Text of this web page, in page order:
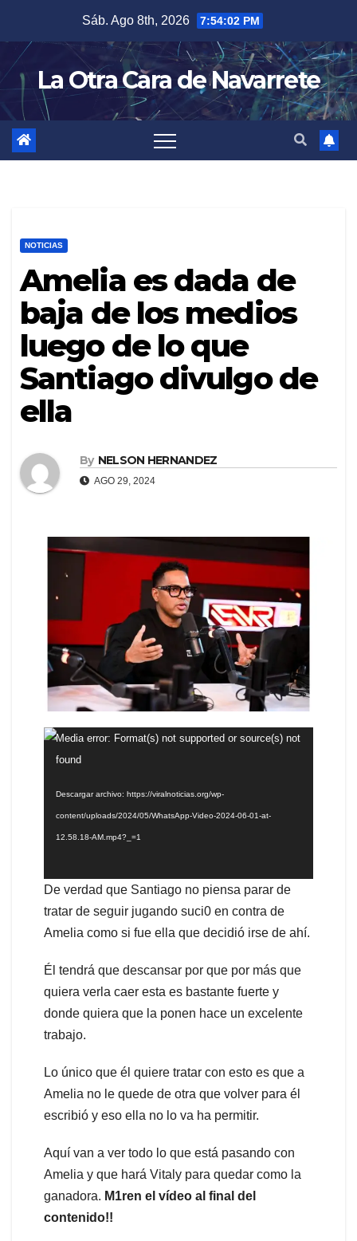
content
Sáb. Ago 8th, 2026 7:54:03 PM
La Otra Cara de Navarrete
NOTICIAS
Amelia es dada de
baja de los medios
luego de lo que
Santiago divulgo de
ella
By NELSON HERNANDEZ
AGO 29, 2024
Reproductor
de
Media error: Format(s) not supported or source(s) not
found
Descargar archivo: https://viralnoticias.org/wp-
content/uploads/2024/05/WhatsApp-Video-2024-06-01-at-
12.58.18-AM.mp4?_=1
De verdad que Santiago no piensa parar de
tratar de seguir jugando suci0 en contra de
Amelia como si fue ella que decidió irse de ahí.
Él tendrá que descansar por que por más que
quiera verla caer esta es bastante fuerte y
donde quiera que la ponen hace un excelente
trabajo.
Lo único que él quiere tratar con esto es que a
Amelia no le quede de otra que volver para él
escribió y eso ella no lo va ha permitir.
Aquí van a ver todo lo que está pasando con
Amelia y que hará Vitaly para quedar como la
ganadora. M1ren el vídeo al final del
contenido!!